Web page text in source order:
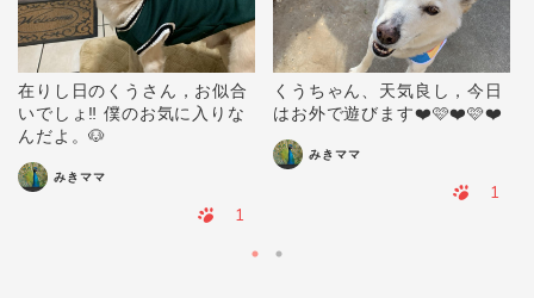
在りし日のくうさん，お似合
いでしょ‼️ 僕のお気に入りな
んだよ。🐶
みきママ
1
くうちゃん、天気良し，今日
はお外で遊びます❤️🩷❤️🩷❤️
みきママ
1